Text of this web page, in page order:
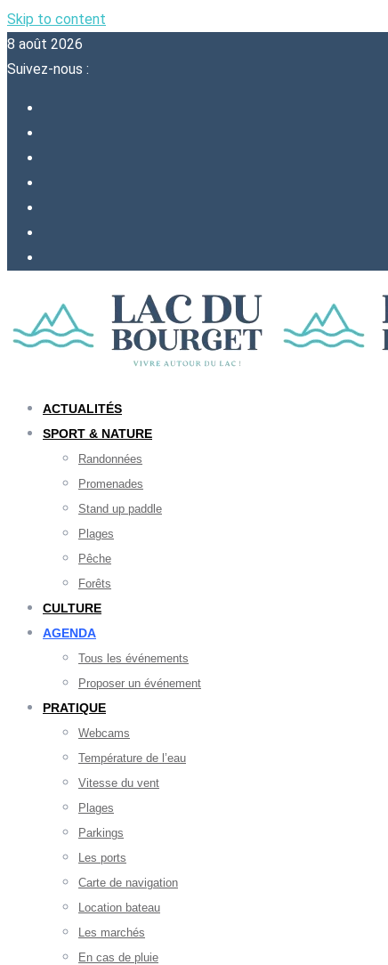
Skip to content
8 août 2026
Suivez-nous :
ACTUALITÉS
SPORT & NATURE
Randonnées
Promenades
Stand up paddle
Plages
Pêche
Forêts
CULTURE
AGENDA
Tous les événements
Proposer un événement
PRATIQUE
Webcams
Température de l’eau
Vitesse du vent
Plages
Parkings
Les ports
Carte de navigation
Location bateau
Les marchés
En cas de pluie